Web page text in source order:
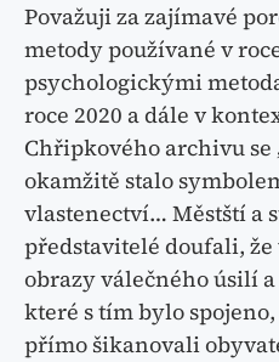
Považuji za zajímavé
metody používané v
psychologickými
roce 2020 a dále v
Chřipkového archivu se
okamžitě stalo
vlastenectví… Městští a
představitelé doufali,
obrazy válečného úsilí
které s tím bylo
přímo šikanovali